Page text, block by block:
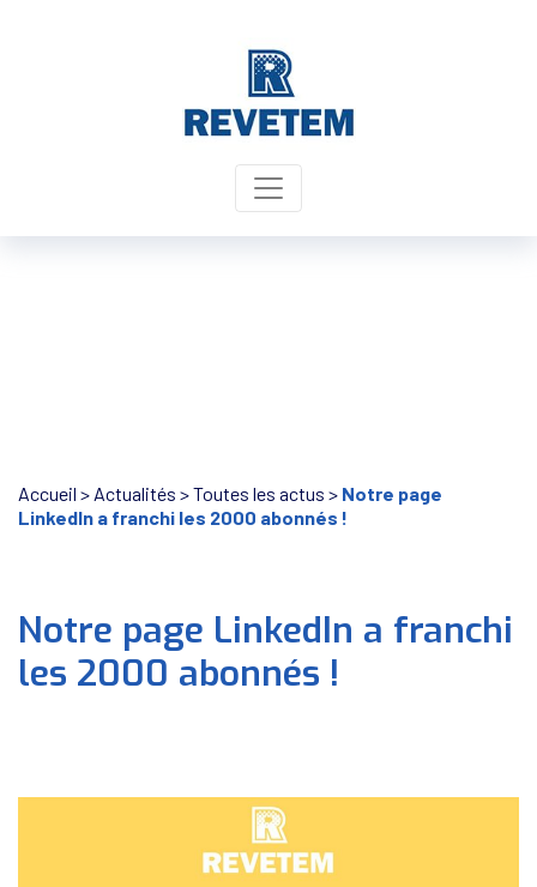
Accueil > Actualités >Toutes les actus > Notre page
LinkedIn a franchi les 2000 abonnés !
Notre page LinkedIn a franchi
les 2000 abonnés !